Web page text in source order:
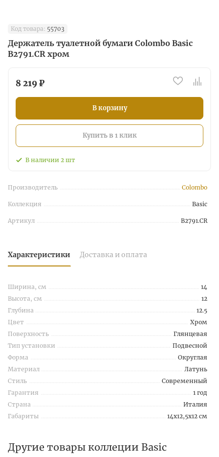
Код товара: 55703
Держатель туалетной бумаги Colombo Basic
B2791.CR хром
8 219 ₽
В корзину
Купить в 1 клик
В наличии 2 шт
Производитель Colombo
Коллекция Basic
Артикул B2791.CR
Характеристики Доставка и оплата
Ширина, см
14
Высота, см
12
Глубина
12.5
Цвет
Хром
Поверхность
Глянцевая
Тип установки
Подвесной
Форма
Округлая
Материал
Латунь
Стиль
Современный
Гарантия
1 год
Страна
Италия
Габариты
14x12,5x12 см
Другие товары коллеции Basic